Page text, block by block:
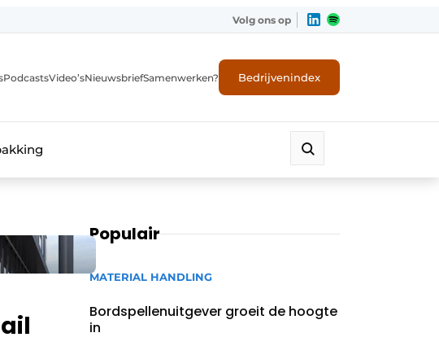
Volg ons op
PodcastsVideo’sNieuwsbriefSamenwerken? Bedrijvenindex
Populair
MATERIAL HANDLING
Bordspellenuitgever groeit de hoogte
in